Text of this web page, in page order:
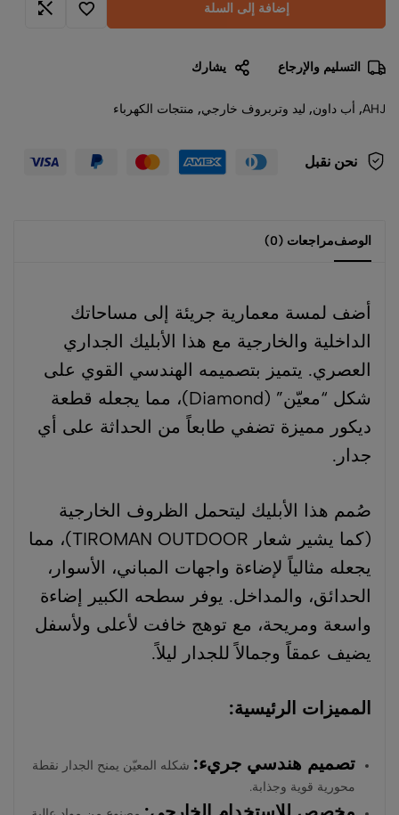
إضافة إلى السلة
التسليم والإرجاع يشارك
AHJ
, أب داون, ليد وتربروف خارجي, منتجات الكهرباء
نحن نقبل
الوصفمراجعات (0)
أضف لمسة معمارية جريئة إلى مساحاتك
الداخلية والخارجية مع هذا الأبليك الجداري
العصري. يتميز بتصميمه الهندسي القوي على
شكل “معيّن” (Diamond)، مما يجعله قطعة
ديكور مميزة تضفي طابعاً من الحداثة على أي
جدار.
صُمم هذا الأبليك ليتحمل الظروف الخارجية
(كما يشير شعار TIROMAN OUTDOOR)، مما
يجعله مثالياً لإضاءة واجهات المباني، الأسوار،
الحدائق، والمداخل. يوفر سطحه الكبير إضاءة
واسعة ومريحة، مع توهج خافت لأعلى ولأسفل
يضيف عمقاً وجمالاً للجدار ليلاً.
المميزات الرئيسية:
تصميم هندسي جريء: شكله المعيّن يمنح الجدار نقطة
محورية قوية وجذابة.